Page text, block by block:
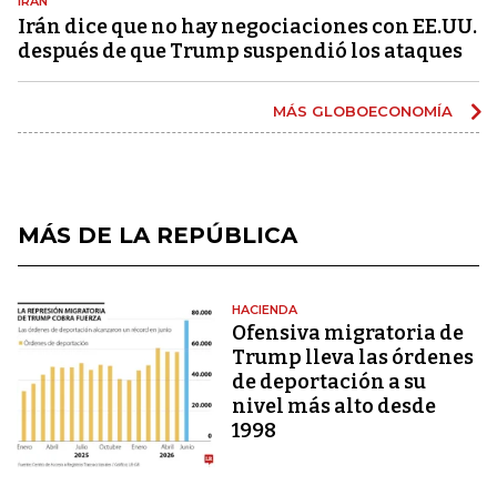
Irán dice que no hay negociaciones con EE.UU.
después de que Trump suspendió los ataques
MÁS GLOBOECONOMÍA
MÁS DE LA REPÚBLICA
HACIENDA
Ofensiva migratoria de
Trump lleva las órdenes
de deportación a su
nivel más alto desde
1998